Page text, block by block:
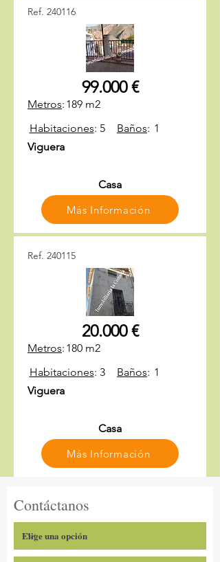
Ref. 240116
99.000 €
Metros: 189 m2
Habitaciones: 5 Baños: 1
Viguera
Casa
Más Información
Ref. 240115
20.000 €
Metros: 180 m2
Habitaciones: 3 Baños: 1
Viguera
Casa
Más Información
Contáctanos